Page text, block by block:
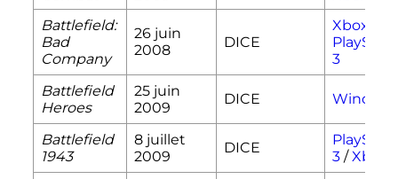
Battlefield:
Bad
Company
26 juin
2008
DICE
Xbox 360
3
Battlefield
Heroes
25 juin
2009
DICE
Battlefield
1943
8 juillet
2009
DICE
3/Xbox